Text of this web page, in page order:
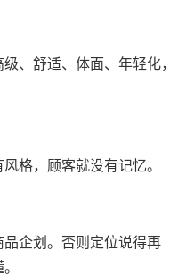
、舒适、体面、年轻化，
格，顾客就没有记忆。
企划。否则定位说得再